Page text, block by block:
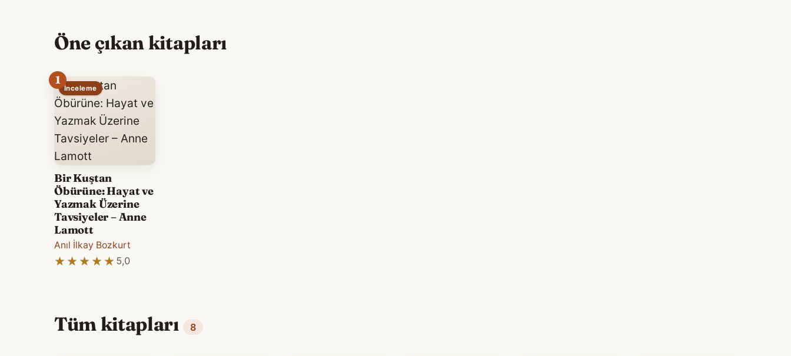
Öne çıkan kitapları
1
İnceleme
Bir Kuştan
Öbürüne: Hayat ve
Yazmak Üzerine
Tavsiyeler – Anne
Lamott
Anıl İlkay Bozkurt
★★★★★
★★★★★ 5,0
Tüm kitapları 8